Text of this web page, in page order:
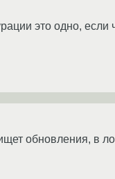
это одно, если
обновления, в